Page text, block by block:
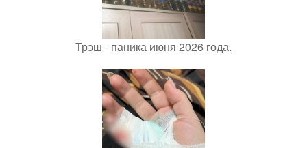
Трэш - паника июня 2026 года.